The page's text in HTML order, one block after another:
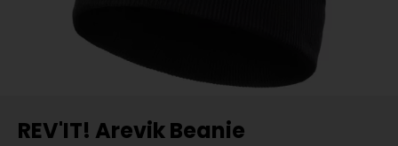
REV'IT! Arevik Beanie